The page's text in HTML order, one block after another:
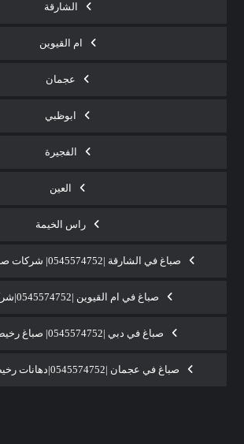
الشارقة
ام القيوين
عجمان
ابوظبي
الفجيرة
العين
راس الخيمة
صباغ في الشارقة |0545574752| شركات صبغ فى الشارقة
صباغ في ام القيوين |0545574752|شركات صبغ
صباغ في دبي |0545574752| صباغ رخيص في دبي
صباغ في عجمان |0545574752|دهانات رخيص في عجمان